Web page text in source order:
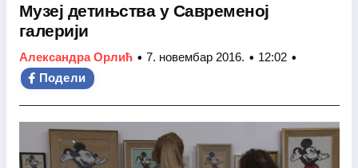
Музеј детињства у Савременој
галерији
Александра Орлић • 7. новембар 2016. • 12:02 •
Подели